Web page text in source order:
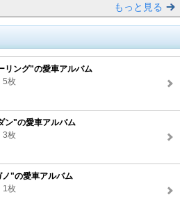
もっと見る
リング"の愛車アルバム
5枚
ン"の愛車アルバム
3枚
"の愛車アルバム
1枚